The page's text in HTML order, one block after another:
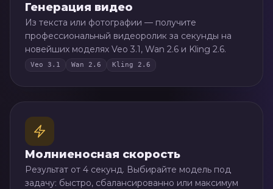
Генерация видео
Из текста или фотографии — получите
профессиональный видеоролик за секунды на
новейших моделях Veo 3.1, Wan 2.6 и Kling 2.6.
Veo 3.1 Wan 2.6 Kling 2.6
Молниеносная скорость
Результат от 4 секунд. Выбирайте модель под
задачу: быстро, сбалансированно или максимум